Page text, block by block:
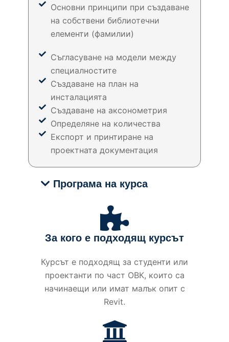
Основни принципи при създаване
на собствени библиотечни
елементи (фамилии)
Съгласуване на модели между
специалностите​
Създаване на план на
инсталацията
Създаване на аксонометрия
Определяне на количества​
Експорт и принтиране на
проектната документация
Програма на курса
За кого е подходящ курсът
Курсът е подходящ за студенти или
проектанти по част ОВК, които са
начинаещи или имат малък опит с
Revit.